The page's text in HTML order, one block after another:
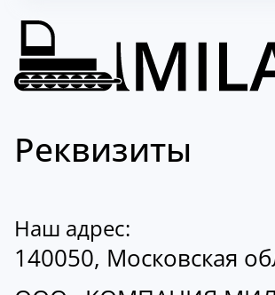
Реквизиты
Наш адрес:
140050, Московская